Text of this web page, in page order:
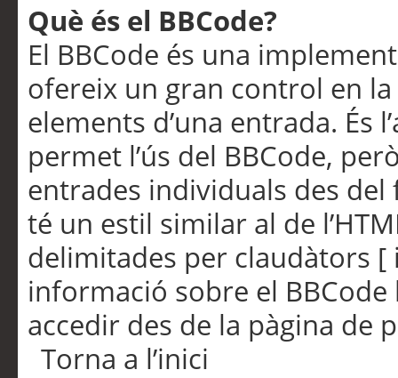
Què és el BBCode?
El BBCode és una
ofereix un gran control en
elements d’una entrada. És
permet l’ús del BBCode,
entrades individuals des
té un estil similar al de
delimitades per claudàtors [
informació sobre el
accedir des de la pàgina de
Torna a l’inici